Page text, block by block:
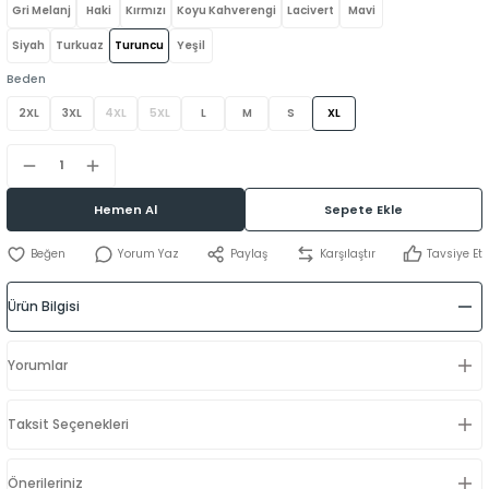
Gri Melanj Haki Kırmızı Koyu Kahverengi Lacivert Mavi
Siyah Turkuaz Turuncu Yeşil
Beden
2XL 3XL 4XL 5XL L M S XL
Hemen Al Sepete Ekle
Yorum Yaz Paylaş Karşılaştır Tavsiye Et
Ürün Bilgisi
Yorumlar
Taksit Seçenekleri
Önerileriniz